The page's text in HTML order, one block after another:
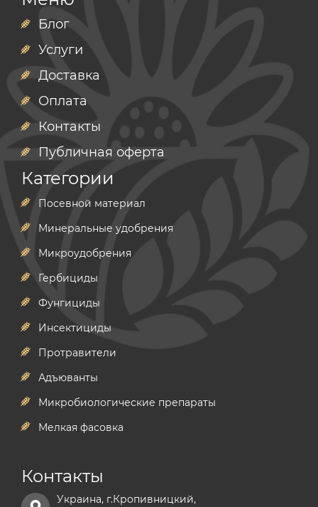
Блог
Услуги
Доставка
Оплата
Контакты
Публичная оферта
Категории
Посевной материал
Минеральные удобрения
Микроудобрения
Гербициды
Фунгициды
Инсектициды
Протравители
Адъюванты
Микробиологические препараты
Мелкая фасовка
Контакты
Украина, г.Кропивницкий,